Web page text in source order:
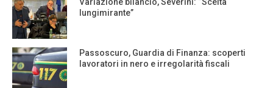
Variazione bilancio, Severini: “Scelta
lungimirante”
Passoscuro, Guardia di Finanza: scoperti
lavoratori in nero e irregolarità fiscali